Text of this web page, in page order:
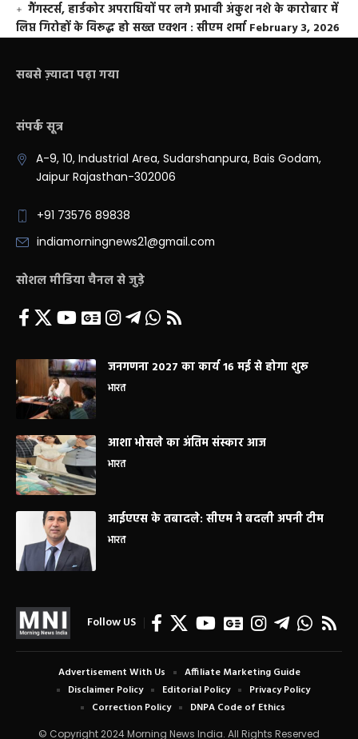
गैंगस्टर्स, हार्डकोर अपराधियों पर लगे प्रभावी अंकुश नशे के कारोबार में
लिप्त गिरोहों के विरूद्ध हो सख्त एक्शन : सीएम शर्मा February 3, 2026
सबसे ज़्यादा पढ़ा गया
संपर्क सूत्र
A-9, 10, Industrial Area, Sudarshanpura, Bais Godam,
Jaipur Rajasthan-302006
+91 73576 89838
indiamorningnews21@gmail.com
सोशल मीडिया चैनल से जुड़े
जनगणना 2027 का कार्य 16 मई से होगा शुरू
भारत
आशा भोसले का अंतिम संस्कार आज
भारत
आईएएस के तबादले: सीएम ने बदली अपनी टीम
भारत
Follow US
© Copyright 2024 Morning News India. All Rights Reserved
Advertisement With Us
Affiliate Marketing Guide
Disclaimer Policy
Editorial Policy
Privacy Policy
Correction Policy
DNPA Code of Ethics